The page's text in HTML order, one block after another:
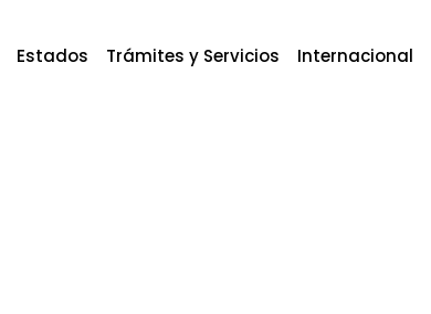
Estados Trámites y Servicios Internacional